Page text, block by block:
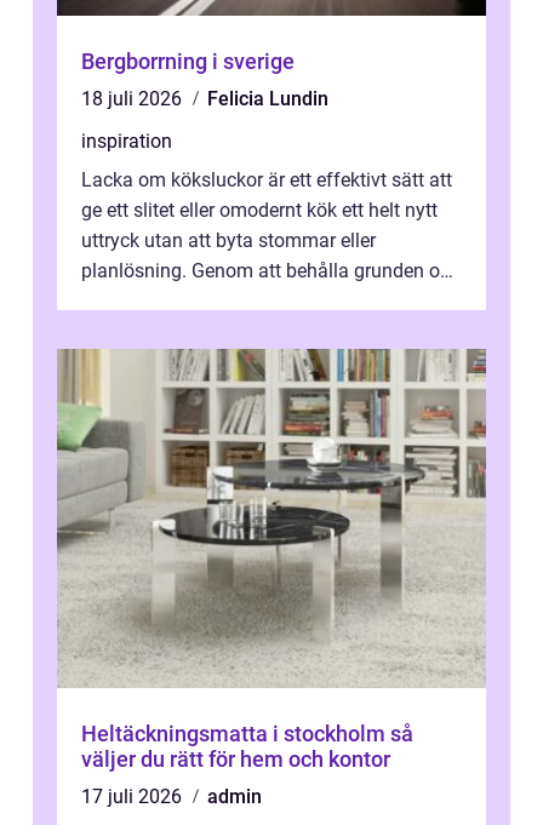
Bergborrning i sverige
18 juli 2026
Felicia Lundin
inspiration
Lacka om köksluckor är ett effektivt sätt att
ge ett slitet eller omodernt kök ett helt nytt
uttryck utan att byta stommar eller
planlösning. Genom att behålla grunden och
Heltäckningsmatta i stockholm så
väljer du rätt för hem och kontor
17 juli 2026
admin